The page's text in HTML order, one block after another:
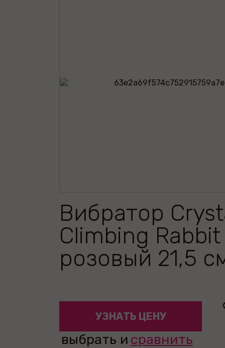
Вибратор
Climbing
розовый 21,5
УЗНАТЬ ЦЕНУ
выбрать и сравнить